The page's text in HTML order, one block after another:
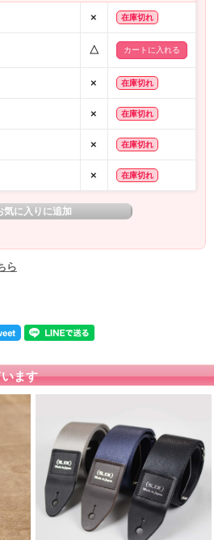
の色を変えて帰ってきました！
合わせてぜひ手にしてみてください♪
。
ラップの幅も広めにとってあるので、
ースを構えるスタイル。
ラップ選びは、プレイアビリティの向上に
ーカラー3色 そして新色3色の計6色
/ Brown の３色 反対の面は全てNavy。
異なる色がアクセントとなるでしょう。
の３色 反対の面は全てwhite。
す。
の中心を計測しています。
TAX)
× 在庫切れ
△
× 在庫切れ
× 在庫切れ
× 在庫切れ
× 在庫切れ
ら
ます